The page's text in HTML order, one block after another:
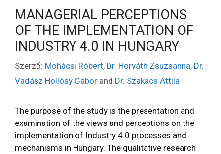
MANAGERIAL PERCEPTIONS
OF THE IMPLEMENTATION OF
INDUSTRY 4.0 IN HUNGARY
Szerző: Mohácsi Róbert, Dr. Horváth Zsuzsanna, Dr.
Vadász Hollósy Gábor and Dr. Szakács Attila
The purpose of the study is the presentation and
examination of the views and perceptions on the
implementation of Industry 4.0 processes and
mechanisms in Hungary. The qualitative research